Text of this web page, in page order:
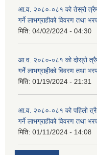
आ.व. २०८०-०८१ को तेस्रो
गर्ने लाभग्राहीको विवरण तथा
मिति: 04/02/2024 - 04:30
आ.व. २०८०-०८१ को दोस्रो
गर्ने लाभग्राहीको विवरण तथा
मिति: 01/19/2024 - 21:31
आ.व. २०८०-०८१ को पहिलो
गर्ने लाभग्राहीको विवरण तथा
मिति: 01/11/2024 - 14:08